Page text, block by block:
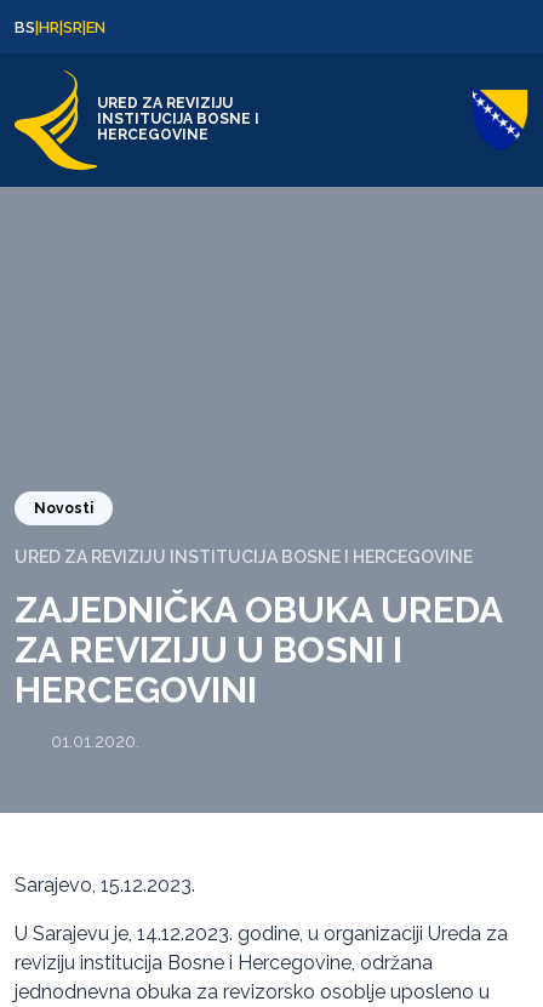
BS|HR|SR|EN
URED ZA REVIZIJU
INSTITUCIJA BOSNE I
HERCEGOVINE
Novosti
URED ZA REVIZIJU INSTITUCIJA BOSNE I HERCEGOVINE
ZAJEDNIČKA OBUKA UREDA
ZA REVIZIJU U BOSNI I
HERCEGOVINI
01.01.2020.
Sarajevo, 15.12.2023.
U Sarajevu je, 14.12.2023. godine, u organizaciji Ureda za
reviziju institucija Bosne i Hercegovine, održana
jednodnevna obuka za revizorsko osoblje uposleno u